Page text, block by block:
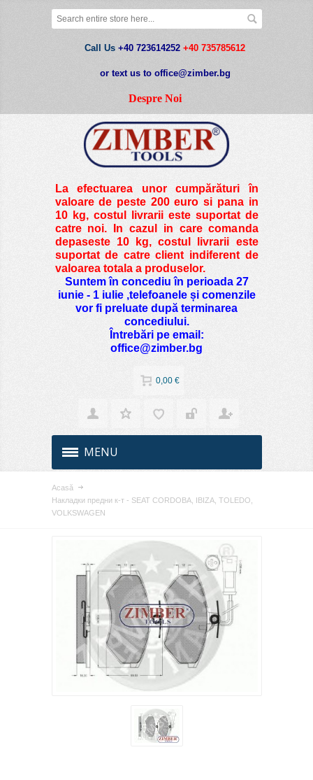
Call Us +40 723614252 +40 735785612
or text us to office@zimber.bg
Despre Noi
La efectuarea unor cumpărături în
valoare de peste200 euro si pana in
10 kg, costul livrarii este suportat de
catre noi. In cazul in care comanda
depaseste 10 kg, costul livrarii este
suportat de catre client indiferent de
valoarea totala a produselor.
Suntem în concediu în perioada 27
iunie - 1 iulie ,telefoanele și comenzile
vor fi preluate după terminarea
concediului.
Întrebări pe email:
office@zimber.bg
0,00 €
MENU
Acasă
Накладки предни к-т - SEAT CORDOBA, IBIZA, TOLEDO,
VOLKSWAGEN